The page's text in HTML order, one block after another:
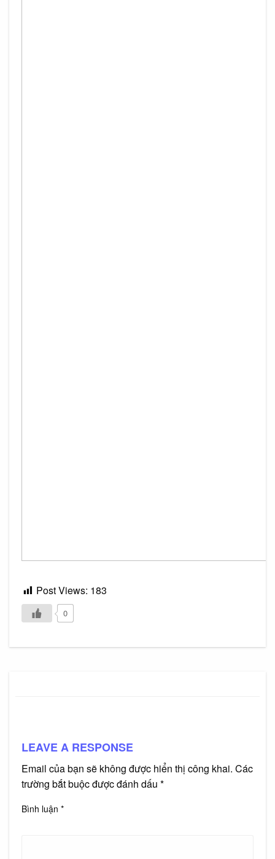
Post Views: 183
0
LEAVE A RESPONSE
Email của bạn sẽ không được hiển thị công khai. Các
trường bắt buộc được đánh dấu *
Bình luận *